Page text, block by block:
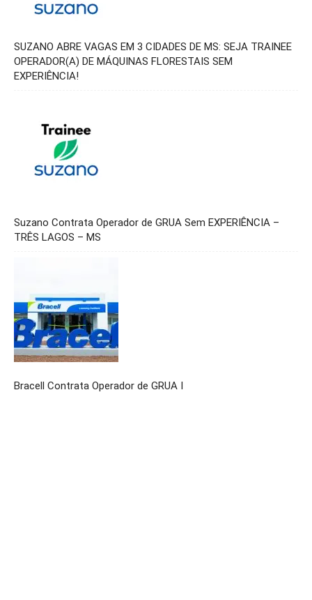
SUZANO ABRE VAGAS EM 3 CIDADES DE MS: SEJA TRAINEE
OPERADOR(A) DE MÁQUINAS FLORESTAIS SEM
EXPERIÊNCIA!
Suzano Contrata Operador de GRUA Sem EXPERIÊNCIA –
TRÊS LAGOS – MS
Bracell Contrata Operador de GRUA I